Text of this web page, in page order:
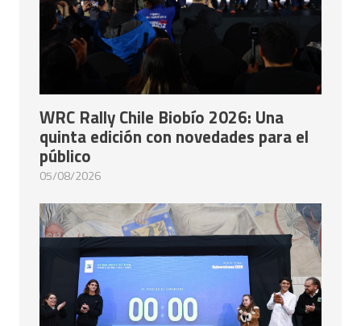
WRC Rally Chile Biobío 2026: Una
quinta edición con novedades para el
público
05/08/2026